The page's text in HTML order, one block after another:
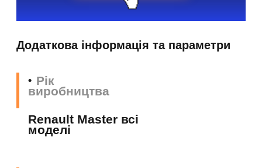
Додаткова інформація та параметри
Рік
виробництва
Renault Master всі
моделі